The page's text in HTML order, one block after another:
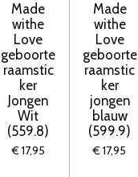
Made
withe
Love
geboorte
raamstic
ker
Jongen
Wit
(559.8)
€ 17,95
Made
withe
Love
geboorte
raamstic
ker
jongen
blauw
(599.9)
€ 17,95